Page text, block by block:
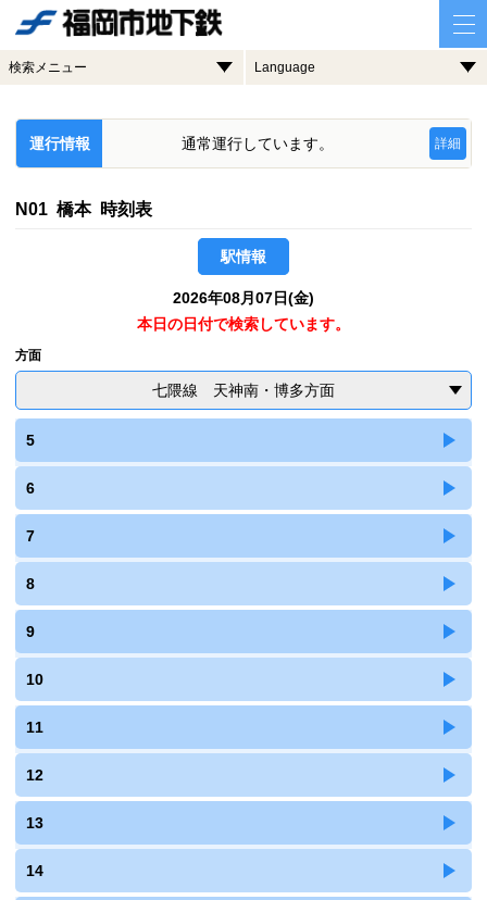
検索メニュー Language
運行情報 通常運行しています。 詳細
N01 橋本 時刻表
駅情報
2026年08月07日(金)
本日の日付で検索しています。
方面
七隈線 天神南・博多方面
5
6
7
8
9
10
11
12
13
14